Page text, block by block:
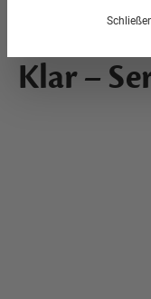
Klar –